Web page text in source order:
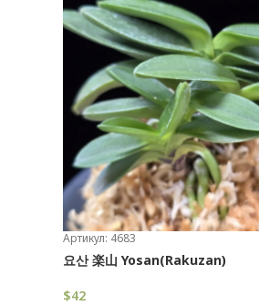
Артикул: 4683
요산 楽山 Yosan(Rakuzan)
$42